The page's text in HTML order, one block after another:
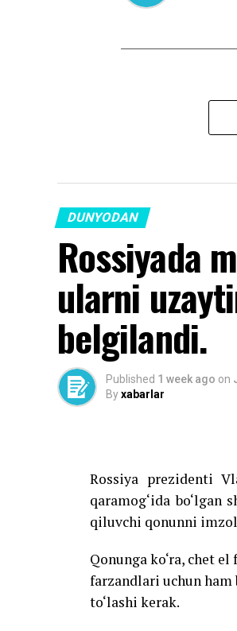
DUNYODAN
Rossiyada
ularni
belgilandi.
Published 1 week ago on
Byxabarlar
Rossiya prezidenti
qaramog‘ida bo‘lgan
qiluvchi qonunni
Qonunga ko‘ra, chet
farzandlari uchun
to‘lashi kerak.